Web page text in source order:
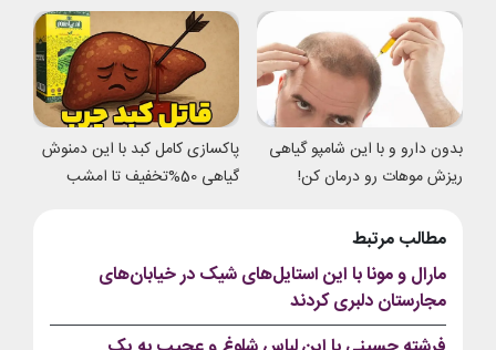
بدون دارو و با این شامپو گیاهی
ریزش موهات رو درمان کن!
پاکسازی کامل کبد با این دمنوش
گیاهی 50%تخفیف تا امشب
مطالب مرتبط
مجارستان دلبری کردند
فرشته حسینی با این لباس شلوغ و عجیب به یک
فستیوال خارجی رفت و خبرساز شد!